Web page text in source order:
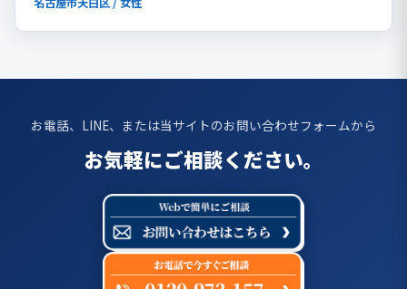
お電話、LINE、または当サイトのお問い合わせフォームから
お気軽にご相談ください。